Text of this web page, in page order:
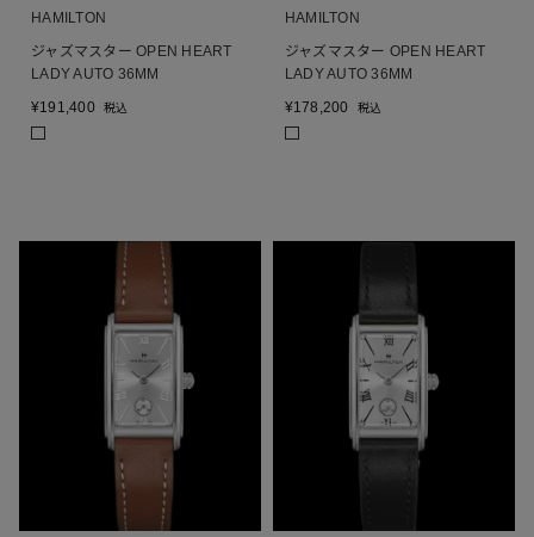
HAMILTON
ジャズマスター OPEN HEART
LADY AUTO 36MM
¥191,400 税込
HAMILTON
ジャズマスター OPEN HEART
LADY AUTO 36MM
¥178,200 税込